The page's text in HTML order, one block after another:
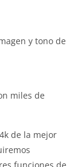
y tono de
miles de
de la mejor